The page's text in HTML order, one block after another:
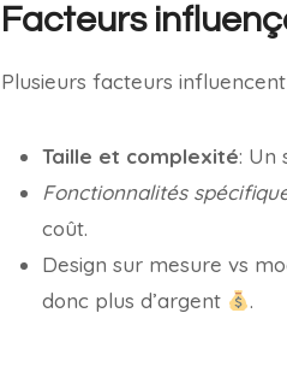
Facteurs
Plusieurs facteurs
Taille et complexité: Un
Fonctionnalités
coût.
Design sur mesure vs
donc plus d’argent
.